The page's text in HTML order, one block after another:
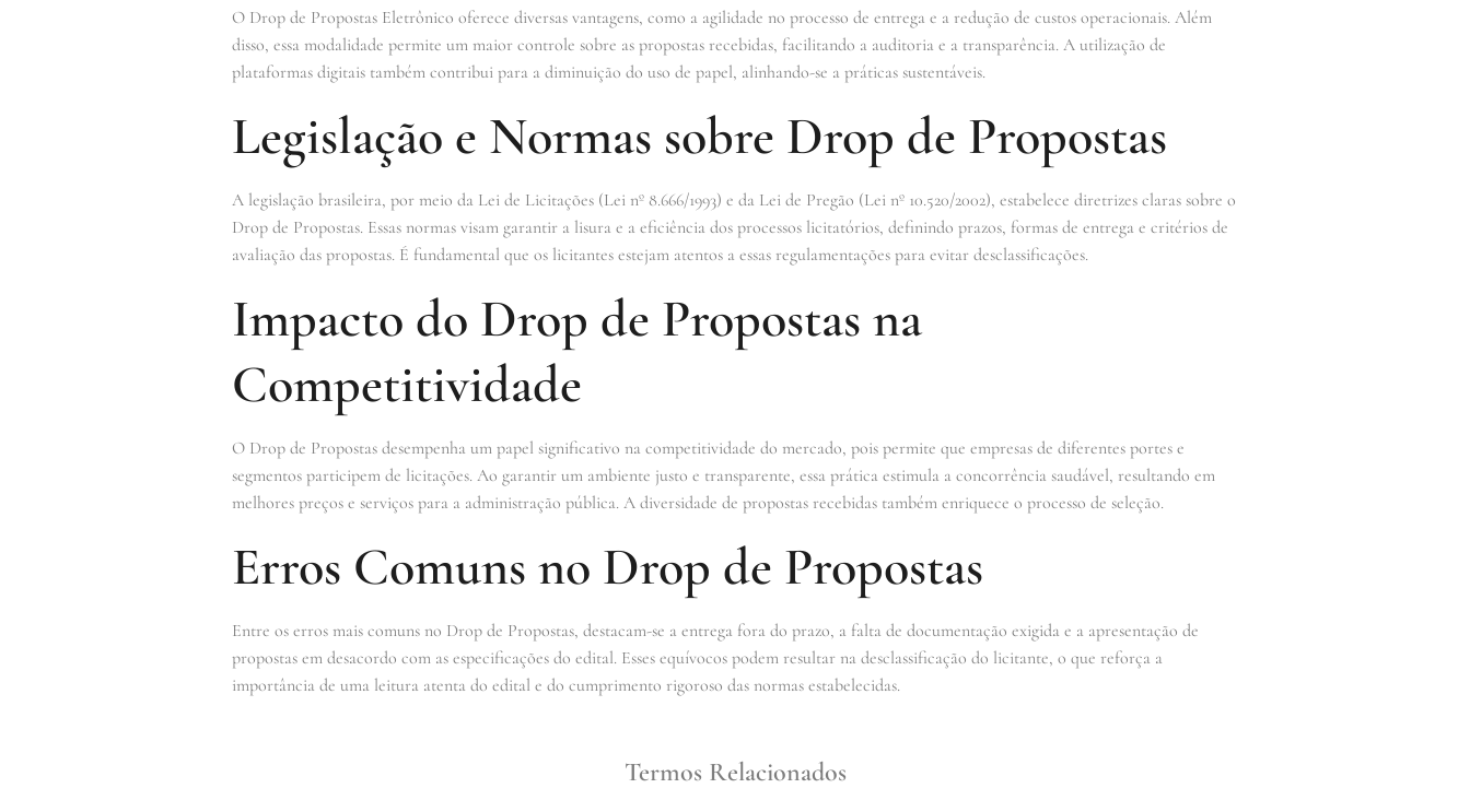
O Drop de Propostas Eletrônico oferece diversas vantagens, como a agilidade no processo de entrega e a redução de custos operacionais. Além
disso, essa modalidade permite um maior controle sobre as propostas recebidas, facilitando a auditoria e a transparência. A utilização de
plataformas digitais também contribui para a diminuição do uso de papel, alinhando-se a práticas sustentáveis.
Legislação e Normas sobre Drop de Propostas
A legislação brasileira, por meio da Lei de Licitações (Lei nº 8.666/1993) e da Lei de Pregão (Lei nº 10.520/2002), estabelece diretrizes claras sobre o
Drop de Propostas. Essas normas visam garantir a lisura e a eficiência dos processos licitatórios, definindo prazos, formas de entrega e critérios de
avaliação das propostas. É fundamental que os licitantes estejam atentos a essas regulamentações para evitar desclassificações.
Impacto do Drop de Propostas na
Competitividade
O Drop de Propostas desempenha um papel significativo na competitividade do mercado, pois permite que empresas de diferentes portes e
segmentos participem de licitações. Ao garantir um ambiente justo e transparente, essa prática estimula a concorrência saudável, resultando em
melhores preços e serviços para a administração pública. A diversidade de propostas recebidas também enriquece o processo de seleção.
Erros Comuns no Drop de Propostas
Entre os erros mais comuns no Drop de Propostas, destacam-se a entrega fora do prazo, a falta de documentação exigida e a apresentação de
propostas em desacordo com as especificações do edital. Esses equívocos podem resultar na desclassificação do licitante, o que reforça a
importância de uma leitura atenta do edital e do cumprimento rigoroso das normas estabelecidas.
Termos Relacionados